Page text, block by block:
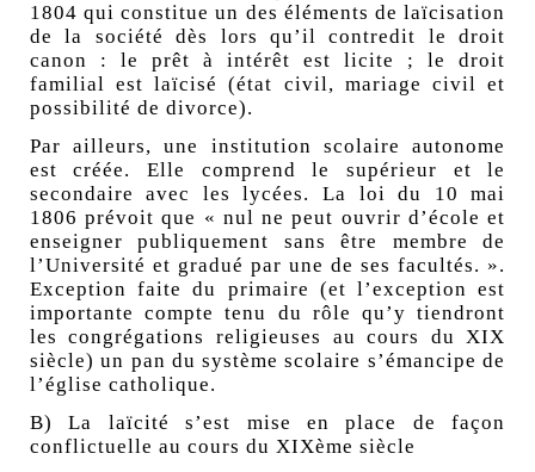
1804 qui constitue un des éléments de laïcisation
de la société dès lors qu’il contredit le droit
canon : le prêt à intérêt est licite ; le droit
familial est laïcisé (état civil, mariage civil et
possibilité de divorce).
Par ailleurs, une institution scolaire autonome
est créée. Elle comprend le supérieur et le
secondaire avec les lycées. La loi du 10 mai
1806 prévoit que « nul ne peut ouvrir d’école et
enseigner publiquement sans être membre de
l’Université et gradué par une de ses facultés. ».
Exception faite du primaire (et l’exception est
importante compte tenu du rôle qu’y tiendront
les congrégations religieuses au cours du XIX
siècle) un pan du système scolaire s’émancipe de
l’église catholique.
B) La laïcité s’est mise en place de façon
conflictuelle au cours du XIXème siècle